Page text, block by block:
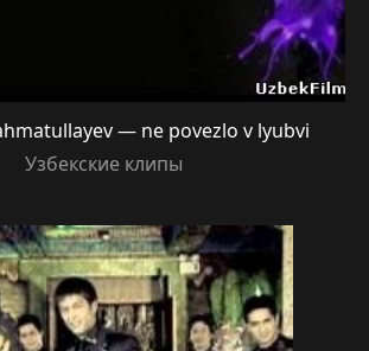
— ne povezlo v lyubvi
Узбекские клипы